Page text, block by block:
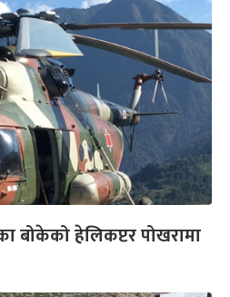
बोकेको हेलिकप्टर पोखरामा